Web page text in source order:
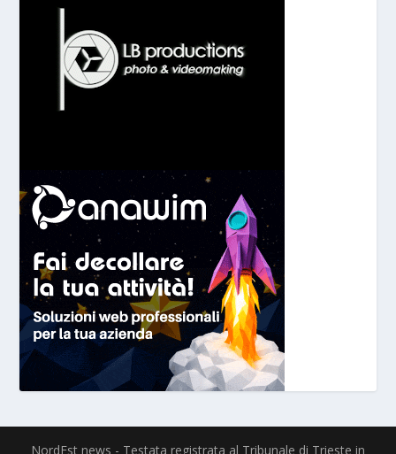
NordEst news - Testata registrata al Tribunale di Trieste in